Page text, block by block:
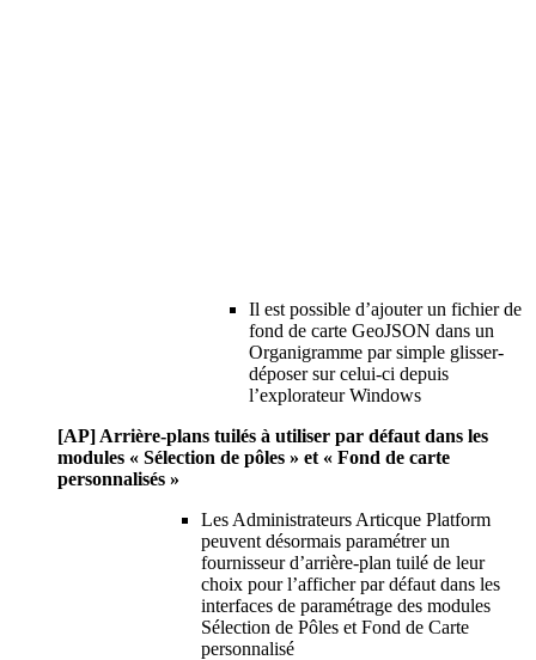
Il est possible d’ajouter un fichier de
fond de carte GeoJSON dans un
Organigramme par simple glisser-
déposer sur celui-ci depuis
l’explorateur Windows
[AP] Arrière-plans tuilés à utiliser par défaut dans les
modules « Sélection de pôles » et « Fond de carte
personnalisés »
Les Administrateurs Articque Platform
peuvent désormais paramétrer un
fournisseur d’arrière-plan tuilé de leur
choix pour l’afficher par défaut dans les
interfaces de paramétrage des modules
Sélection de Pôles et Fond de Carte
personnalisé